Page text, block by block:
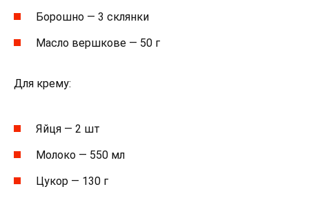
Борошно — 3 склянки
Масло вершкове — 50 г
Для крему:
Яйця — 2 шт
Молоко — 550 мл
Цукор — 130 г